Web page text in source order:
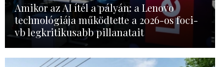
Amikor az AI ítél a pályán: a Lenovo
technológiája működtette a 2026-os foci-
vb legkritikusabb pillanatait